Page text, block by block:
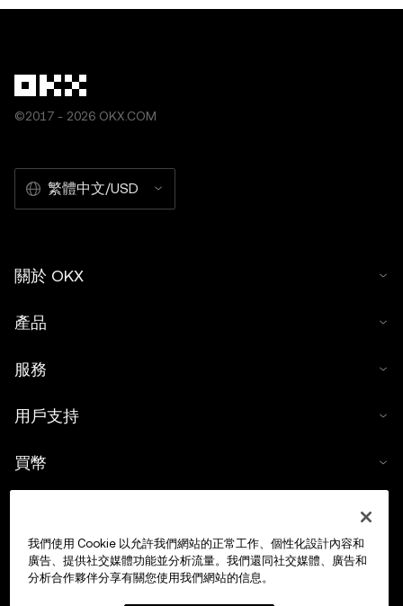
©2017 - 2026 OKX.COM
繁體中文/USD
關於 OKX
產品
服務
用戶支持
買幣
交易
我們使用 Cookie 以允許我們網站的正常工作、個性化設計內容和
廣告、提供社交媒體功能並分析流量。我們還同社交媒體、廣告和
分析合作夥伴分享有關您使用我們網站的信息。